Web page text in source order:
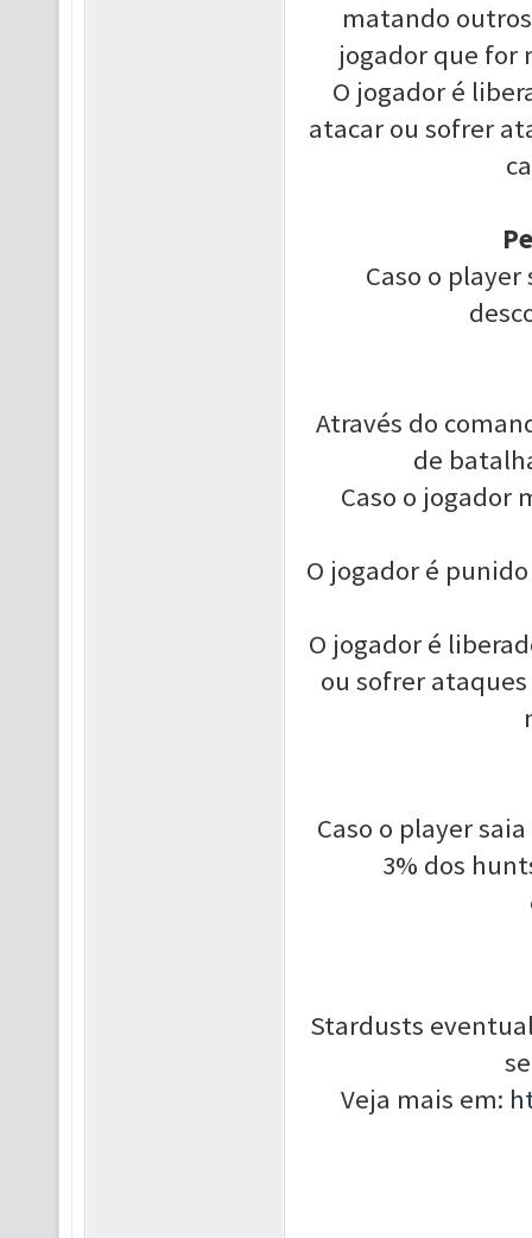
matando
jogador que for
O jogador é
atacar ou sofrer
Caso o
Através do
de
Caso o jogador
O jogador é
O jogador é
ou sofrer
Caso o player
3% dos
Stardusts
Veja mais em: